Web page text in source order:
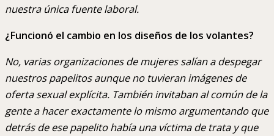
nuestra única fuente laboral.
¿Funcionó el cambio en los diseños de los volantes?
No, varias organizaciones de mujeres salían a despegar
nuestros papelitos aunque no tuvieran imágenes de
oferta sexual explícita. También invitaban al común de la
gente a hacer exactamente lo mismo argumentando que
detrás de ese papelito había una víctima de trata y que